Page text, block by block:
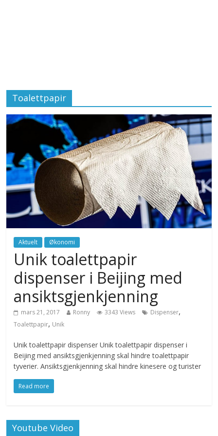
Toalettpapir
Aktuelt Økonomi
Unik toalettpapir
dispenser i Beijing med
ansiktsgjenkjenning
mars 21, 2017 Ronny 3343 Views Dispenser,
Toalettpapir, Unik
Unik toalettpapir dispenser Unik toalettpapir dispenser i
Beijing med ansiktsgjenkjenning skal hindre toalettpapir
tyverier. Ansiktsgjenkjenning skal hindre kinesere og turister
Read more
Youtube Video